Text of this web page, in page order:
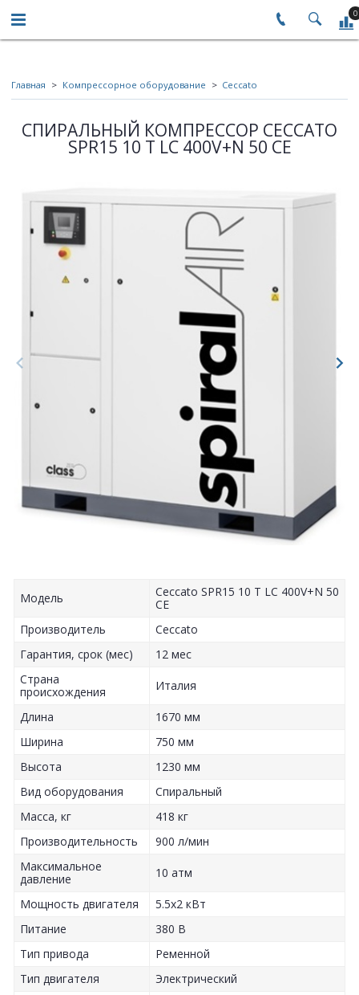
0
Главная Компрессорное оборудование Ceccato
СПИРАЛЬНЫЙ КОМПРЕССОР CECCATO
SPR15 10 T LC 400V+N 50 CE
Модель
Ceccato SPR15 10 T LC 400V+N 50
CE
Производитель
Сeccato
Гарантия, срок (мес)
12 мес
Страна
происхождения
Италия
Длина
1670 мм
Ширина
750 мм
Высота
1230 мм
Вид оборудования
Спиральный
Масса, кг
418 кг
Производительность
900 л/мин
Максимальное
давление
10 атм
Мощность двигателя
5.5x2 кВт
Питание
380 В
Тип привода
Ременной
Тип двигателя
Электрический